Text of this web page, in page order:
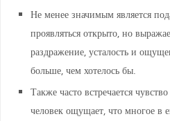
Не менее значимым является
проявляться открыто, но
раздражение, усталость и
больше, чем хотелось бы.
Также часто встречается
человек ощущает, что многое в